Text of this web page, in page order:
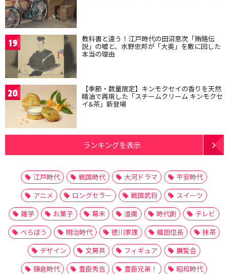
19 教科書と違う！江戸時代の田沼意次「賄賂伝
説」の嘘と、水野忠邦が「大奥」を敵に回した
本当の理由
20 【季節・数量限定】キンモクセイの香りを天然
精油で再現した「スチームクリーム キンモクセ
イ&茶」新登場
ランキングを表示
江戸時代 戦国時代 大河ドラマ
平安時代
アニメ
ロングセラー 戦国武将
スイーツ
雑学
お菓子 幕末 漫画 時代劇
テレビ
べらぼう
明治時代 徳川家康 織田信長
抹茶
デザイン
文房具 フィギュア
展覧会
鎌倉時代
豊臣秀吉 豊臣兄弟！
昭和時代